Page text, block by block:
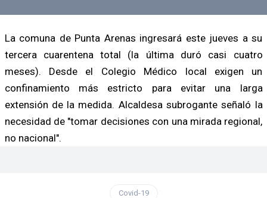
La comuna de Punta Arenas ingresará este jueves a su
tercera cuarentena total (la última duró casi cuatro
meses). Desde el Colegio Médico local exigen un
confinamiento más estricto para evitar una larga
extensión de la medida. Alcaldesa subrogante señaló la
necesidad de "tomar decisiones con una mirada regional,
no nacional".
Covid-19